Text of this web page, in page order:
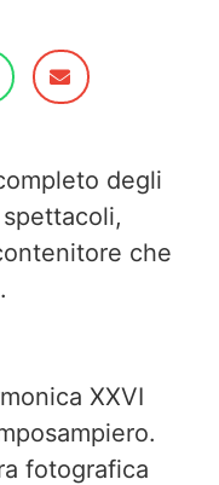
degli
che
XXVI
fotografica